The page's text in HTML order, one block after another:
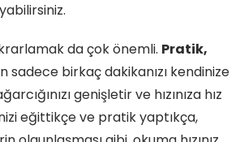
da çok önemli. Pratik,
sadece birkaç dakikanızı kendinize
genişletir ve hızınıza hız
eğittikçe ve pratik yaptıkça,